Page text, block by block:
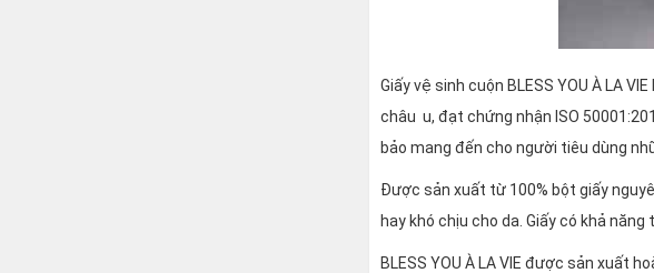
Giấy vệ sinh cuộn BLESS YOU À LA
châu u, đạt chứng nhận ISO
bảo mang đến cho người tiêu dùng
Được sản xuất từ 100% bột giấy
hay khó chịu cho da. Giấy có khả
BLESS YOU À LA VIE được sản xuất